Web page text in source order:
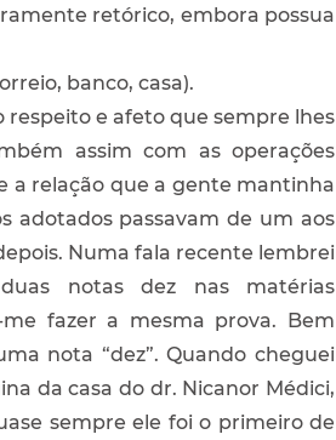
retórico, embora possua
banco, casa).
respeito e afeto que sempre lhes
assim com as operações
a relação que a gente mantinha
adotados passavam de um aos
Numa fala recente lembrei
notas dez nas matérias
fazer a mesma prova. Bem
nota “dez”. Quando cheguei
da casa do dr. Nicanor Médici,
sempre ele foi o primeiro de